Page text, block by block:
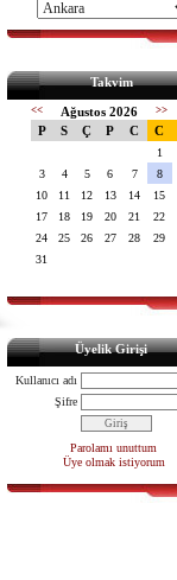
Takvim
<< Ağustos 2026 >>
P S Ç P C C
1
3
4 5 6 7 8
10
11 12 13 14 15
17
18 19 20 21 22
24
25 26 27 28 29
31
Üyelik Girişi
Kullanıcı adı
Şifre
Parolamı unuttum
Üye olmak istiyorum